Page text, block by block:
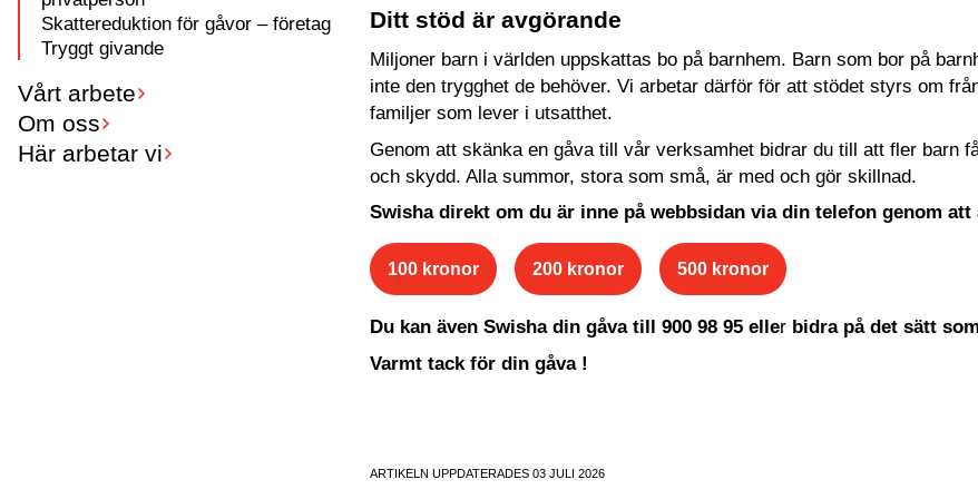
Skattereduktion för gåvor – företag
Tryggt givande
Vårt arbete
Om oss
Här arbetar vi
Ditt stöd är avgörande
Miljoner barn i världen uppskattas bo på barnhem. Barn som bor på
inte den trygghet de behöver. Vi arbetar därför för att stödet styrs om
familjer som lever i utsatthet.
Genom att skänka en gåva till vår verksamhet bidrar du till att fler barn
och skydd. Alla summor, stora som små, är med och gör skillnad.
Swisha direkt om du är inne på webbsidan via din telefon genom att
100 kronor 200 kronor 500 kronor
Du kan även Swisha din gåva till 900 98 95 eller bidra på det sätt
Varmt tack för din gåva !
ARTIKELN UPPDATERADES 03 JULI 2026